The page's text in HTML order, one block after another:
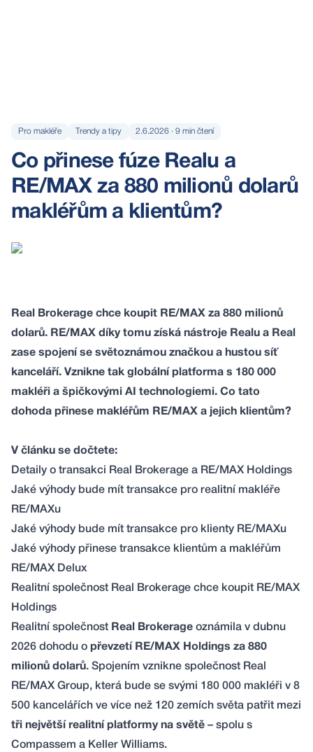
Pro makléře Trendy a tipy 2.6.2026 · 9 min čtení
Co přinese fúze Realu a
RE/MAX za 880 milionů dolarů
makléřům a klientům?
Real Brokerage chce koupit RE/MAX za 880 milionů
dolarů. RE/MAX díky tomu získá nástroje Realu a Real
zase spojení se světoznámou značkou a hustou síť
kanceláří. Vznikne tak globální platforma s 180 000
makléři a špičkovými AI technologiemi. Co tato
dohoda přinese makléřům RE/MAX a jejich klientům?
V článku se dočtete:
Detaily o transakci Real Brokerage a RE/MAX Holdings
Jaké výhody bude mít transakce pro realitní makléře
RE/MAXu
Jaké výhody bude mít transakce pro klienty RE/MAXu
Jaké výhody přinese transakce klientům a makléřům
RE/MAX Delux
Realitní společnost Real Brokerage chce koupit RE/MAX
Holdings
Realitní společnost Real Brokerage oznámila v dubnu
2026 dohodu o převzetí RE/MAX Holdings za 880
milionů dolarů. Spojením vznikne společnost Real
RE/MAX Group, která bude se svými 180 000 makléři v 8
500 kancelářích ve více než 120 zemích světa patřit mezi
tři největší realitní platformy na světě – spolu s
Compassem a Keller Williams.